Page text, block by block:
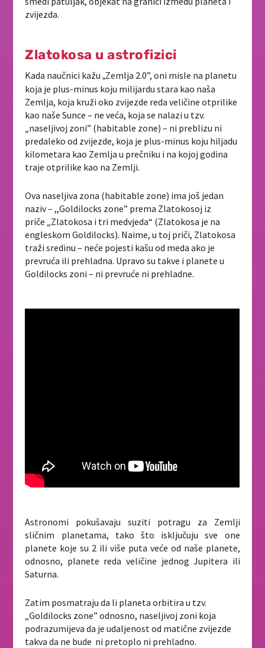
zvijezda.
Zlatokosa u astrofizici
Kada naučnici kažu„Zemlja 2.0”, oni misle na planetu
koja je plus-minus koju milijardu stara kao naša
Zemlja, koja kruži oko zvijezde reda veličine otprilike
kao naše Sunce – ne veća, koja se nalazi u tzv.
„naseljivoj zoni” (habitable zone) – ni preblizu ni
predaleko od zvijezde, koja je plus-minus koju hiljadu
kilometara kao Zemlja u prečniku i na kojoj godina
traje otprilike kao na Zemlji.
Ova naseljiva zona (habitable zone) ima još jedan
naziv – ,,Goldilocks zone” prema Zlatokosoj iz
priče „Zlatokosa i tri medvjeda“ (Zlatokosa je na
engleskom Goldilocks). Naime, u toj priči, Zlatokosa
traži sredinu – neće pojesti kašu od meda ako je
prevruća ili prehladna. Upravo su takve i planete u
Goldilocks zoni – ni prevruće ni prehladne.
Astronomi pokušavaju suziti potragu za Zemlji
sličnim planetama, tako što isključuju sve one
planete koje su 2 ili više puta veće od naše planete,
odnosno, planete reda veličine jednog Jupitera ili
Saturna.
Zatim posmatraju da li planeta orbitira u tzv.
„Goldilocks zone” odnosno, naseljivoj zoni koja
podrazumijeva da je udaljenost od matične zvijezde
takva da ne bude ni pretoplo ni prehladno.